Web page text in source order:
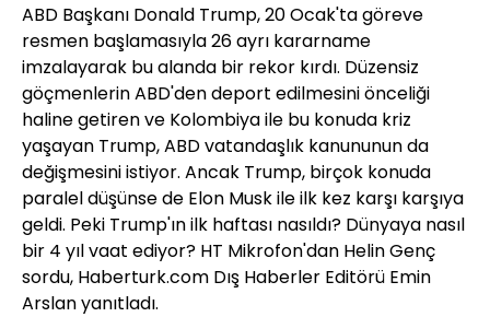
ABD Başkanı Donald Trump, 20 Ocak'ta göreve
resmen başlamasıyla 26 ayrı kararname
imzalayarak bu alanda bir rekor kırdı. Düzensiz
göçmenlerin ABD'den deport edilmesini önceliği
haline getiren ve Kolombiya ile bu konuda kriz
yaşayan Trump, ABD vatandaşlık kanununun da
değişmesini istiyor. Ancak Trump, birçok konuda
paralel düşünse de Elon Musk ile ilk kez karşı karşıya
geldi. Peki Trump'ın ilk haftası nasıldı? Dünyaya nasıl
bir 4 yıl vaat ediyor? HT Mikrofon'dan Helin Genç
sordu, Haberturk.com Dış Haberler Editörü Emin
Arslan yanıtladı.